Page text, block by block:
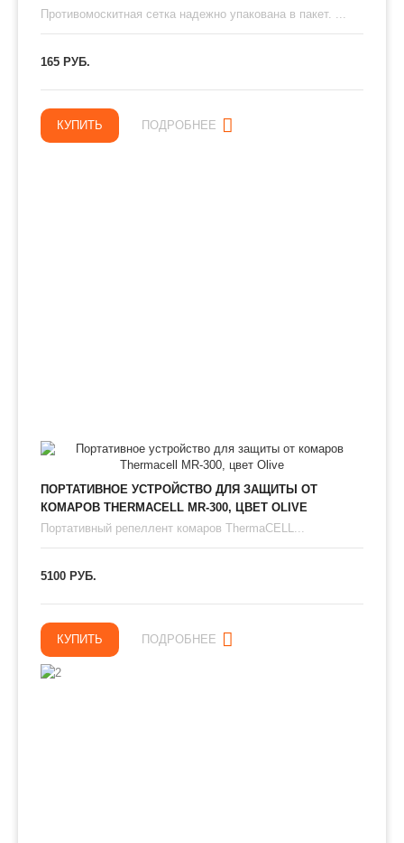
Противомоскитная сетка надежно упакована в пакет. ...
165 РУБ.
КУПИТЬ ПОДРОБНЕЕ
ПОРТАТИВНОЕ УСТРОЙСТВО ДЛЯ ЗАЩИТЫ ОТ
КОМАРОВ THERMAСЕLL MR-300, ЦВЕТ OLIVE
Портативный репеллент комаров ThermaCELL...
5100 РУБ.
КУПИТЬ ПОДРОБНЕЕ